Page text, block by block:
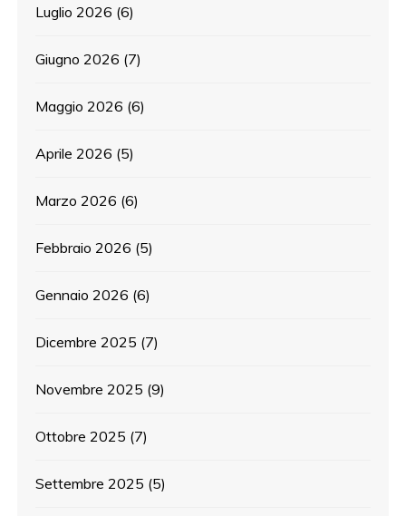
Luglio 2026 (6)
Giugno 2026 (7)
Maggio 2026 (6)
Aprile 2026 (5)
Marzo 2026 (6)
Febbraio 2026 (5)
Gennaio 2026 (6)
Dicembre 2025 (7)
Novembre 2025 (9)
Ottobre 2025 (7)
Settembre 2025 (5)